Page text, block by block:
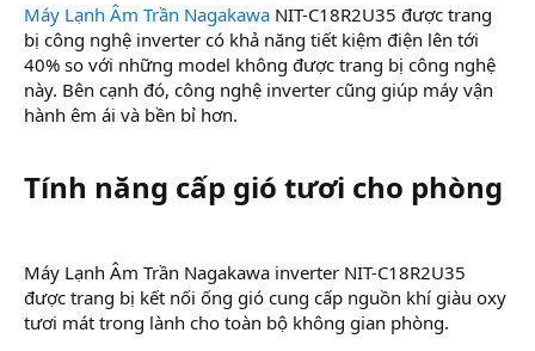
Máy Lạnh Âm Trần Nagakawa NIT-C18R2U35 được trang
bị công nghệ inverter có khả năng tiết kiệm điện lên tới
40% so với những model không được trang bị công nghệ
này. Bên cạnh đó, công nghệ inverter cũng giúp máy vận
hành êm ái và bền bỉ hơn.
Tính năng cấp gió tươi cho phòng
Máy Lạnh Âm Trần Nagakawa inverter NIT-C18R2U35
được trang bị kết nối ống gió cung cấp nguồn khí giàu oxy
tươi mát trong lành cho toàn bộ không gian phòng.